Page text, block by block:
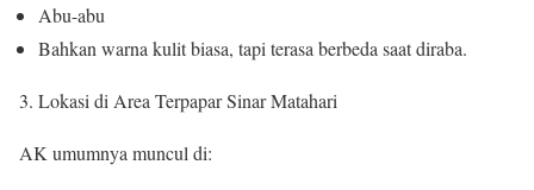
Abu-abu
Bahkan warna kulit biasa, tapi terasa berbeda saat diraba.
Lokasi di Area Terpapar Sinar Matahari
AK umumnya muncul di: